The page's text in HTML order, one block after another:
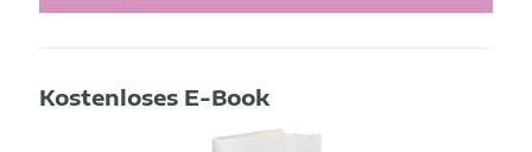
Kostenloses E-Book